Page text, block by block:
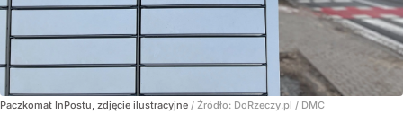
Paczkomat InPostu, zdjęcie ilustracyjne / Źródło: DoRzeczy.pl / DMC